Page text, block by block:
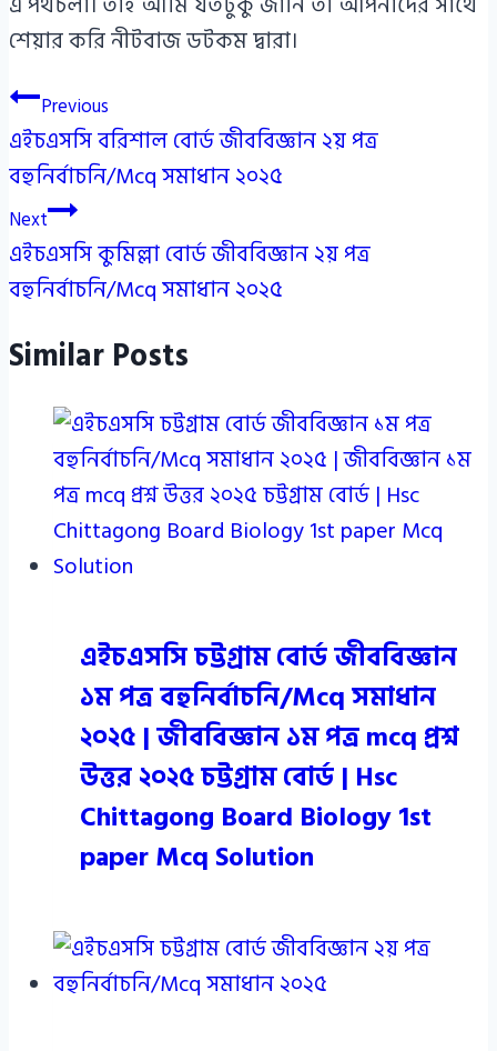
শেয়ার করি নীটবাজ ডটকম দ্বারা।
Post
navigation
Previous
এইচএসসি বরিশাল বোর্ড জীববিজ্ঞান ২য় পত্র
বহুনির্বাচনি/Mcq সমাধান ২০২৫
Next
এইচএসসি কুমিল্লা বোর্ড জীববিজ্ঞান ২য় পত্র
বহুনির্বাচনি/Mcq সমাধান ২০২৫
Similar Posts
এইচএসসি চট্টগ্রাম বোর্ড জীববিজ্ঞান
১ম পত্র বহুনির্বাচনি/Mcq সমাধান
২০২৫ | জীববিজ্ঞান ১ম পত্র mcq প্রশ্ন
উত্তর ২০২৫ চট্টগ্রাম বোর্ড | Hsc
Chittagong Board Biology 1st
paper Mcq Solution